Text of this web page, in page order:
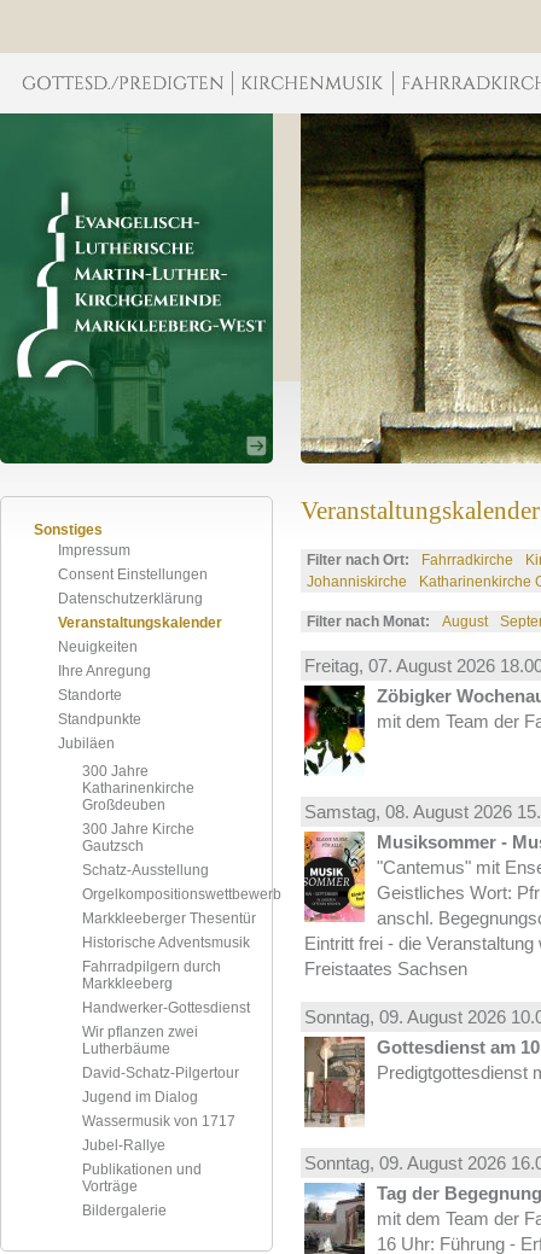
Sonstiges
Impressum
Consent Einstellungen
Datenschutzerklärung
Veranstaltungskalender
Neuigkeiten
Ihre Anregung
Standorte
Standpunkte
Jubiläen
300 Jahre
Katharinenkirche
Großdeuben
300 Jahre Kirche
Gautzsch
Schatz-Ausstellung
Orgelkompositionswettbewerb
Markkleeberger Thesentür
Historische Adventsmusik
Fahrradpilgern durch
Markkleeberg
Handwerker-Gottesdienst
Wir pflanzen zwei
Lutherbäume
David-Schatz-Pilgertour
Jugend im Dialog
Wassermusik von 1717
Jubel-Rallye
Publikationen und
Vorträge
Bildergalerie
Veranstaltungskalender
Filter nach Ort: Fahrradkirche
Johanniskirche
Katharinenkirche
Filter nach Monat: August
Freitag, 07. August 2026
Zöbigker
mit dem Team der
Samstag, 08. August 2026
Musiksommer -
"Cantemus" mit
Geistliches Wort:
anschl.
Eintritt frei - die
Freistaates Sachsen
Sonntag, 09. August 2026
Gottesdienst am
Predigtgottesdienst
Sonntag, 09. August 2026
Tag der
mit dem Team der
16 Uhr: Führung -